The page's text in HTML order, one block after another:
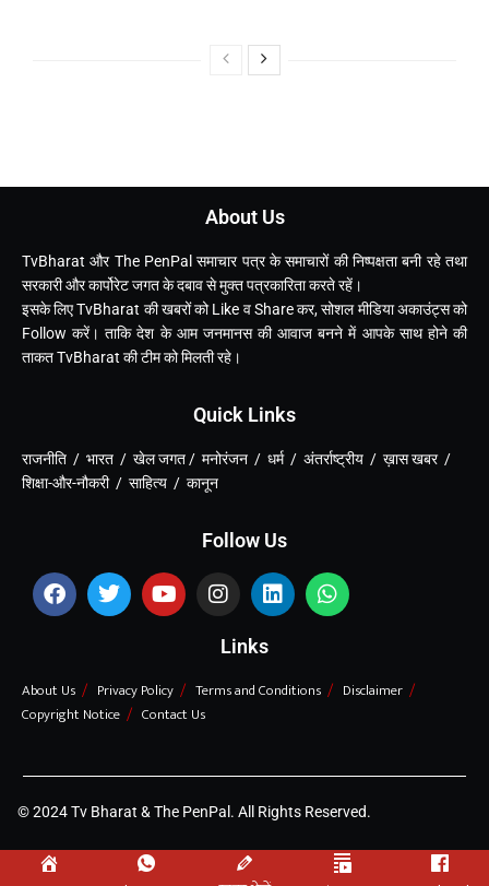
About Us
TvBharat और The PenPal समाचार पत्र के समाचारों की निष्पक्षता बनी रहे तथा
सरकारी और कार्पोरेट जगत के दबाव से मुक्त पत्रकारिता करते रहें।
इसके लिए TvBharat की खबरों को Like व Share कर, सोशल मीडिया अकाउंट्स को
Follow करें। ताकि देश के आम जनमानस की आवाज बनने में आपके साथ होने की
ताकत TvBharat की टीम को मिलती रहे।
Quick Links
राजनीति / भारत / खेल जगत / मनोरंजन / धर्म / अंतर्राष्ट्रीय / ख़ास खबर /
शिक्षा-और-नौकरी / साहित्य / कानून
Follow Us
Links
About Us Privacy Policy Terms and Conditions
Disclaimer
Copyright Notice
Contact Us
© 2024 Tv Bharat & The PenPal. All Rights Reserved.